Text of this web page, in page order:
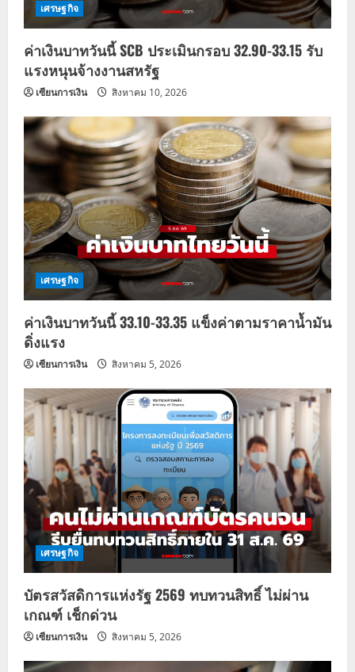
เศรษฐกิจ
ค่าเงินบาทวันนี้ SCB ประเมินกรอบ 32.90-33.15 รับ
แรงหนุนจ้างงานสหรัฐ
เซียนการเงิน สิงหาคม 10, 2026
เศรษฐกิจ
ค่าเงินบาทวันนี้ 33.10-33.35 แข็งค่าตามราคาน้ำมัน
ดิ่งแรง
เซียนการเงิน สิงหาคม 5, 2026
เศรษฐกิจ
บัตรสวัสดิการแห่งรัฐ 2569 ทบทวนสิทธิ์ ไม่ผ่าน
เกณฑ์ เช็กด่วน
เซียนการเงิน สิงหาคม 5, 2026